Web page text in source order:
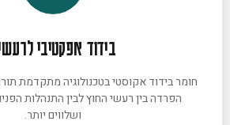
בידוד אפקטיבי
חומר בידוד אקוסטי בטכנולוגיה מתקדמת
הפרדה בין רעשי החוץ לבין התנהלות
ושלווים יותר.